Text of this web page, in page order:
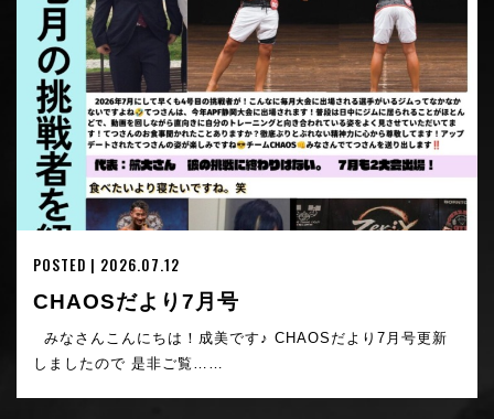
POSTED | 2026.07.12
CHAOSだより7月号
みなさんこんにちは！成美です♪ CHAOSだより7月号更新
しましたので 是非ご覧……